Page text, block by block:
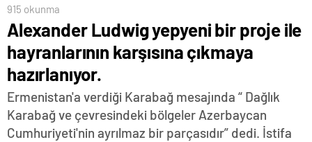
915 okunma
Alexander Ludwig yepyeni bir proje ile
hayranlarının karşısına çıkmaya
hazırlanıyor.
Ermenistan'a verdiği Karabağ mesajında “ Dağlık
Karabağ ve çevresindeki bölgeler Azerbaycan
Cumhuriyeti'nin ayrılmaz bir parçasıdır” dedi. İstifa